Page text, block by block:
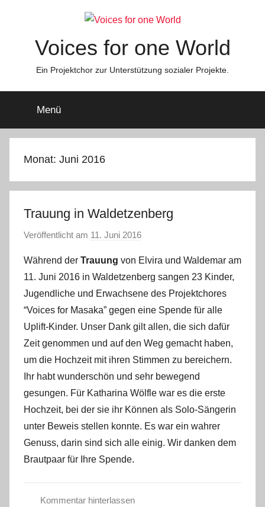
springenVoices for one World
Ein Projektchor zur Unterstützung sozialer Projekte.
Menü
Monat: Juni 2016
Trauung in Waldetzenberg
Veröffentlicht am 11. Juni 2016
n
s
t
e
f
a
n
o
Während der Trauung von Elvira und Waldemar am
11. Juni 2016 in Waldetzenberg sangen 23 Kinder,
Jugendliche und Erwachsene des Projektchores
“Voices for Masaka” gegen eine Spende für alle
Uplift-Kinder. Unser Dank gilt allen, die sich dafür
Zeit genommen und auf den Weg gemacht haben,
um die Hochzeit mit ihren Stimmen zu bereichern.
Ihr habt wunderschön und sehr bewegend
gesungen. Für Katharina Wölfle war es die erste
Hochzeit, bei der sie ihr Können als Solo-Sängerin
unter Beweis stellen konnte. Es war ein wahrer
Genuss, darin sind sich alle einig. Wir danken dem
Brautpaar für Ihre Spende.
Kommentar hinterlassen